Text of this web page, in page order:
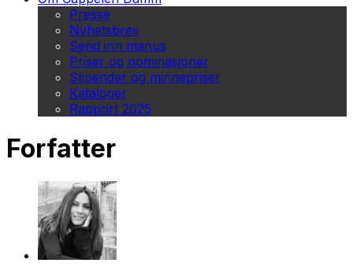
Presse
Nyhetsbrev
Send inn manus
Priser og nominasjoner
Stipender og minnepriser
Kataloger
Rapport 2025
Forfatter